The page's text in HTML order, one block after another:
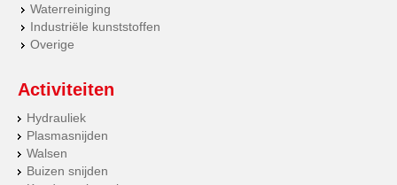
Waterreiniging
Industriële kunststoffen
Overige
Activiteiten
Hydrauliek
Plasmasnijden
Walsen
Buizen snijden